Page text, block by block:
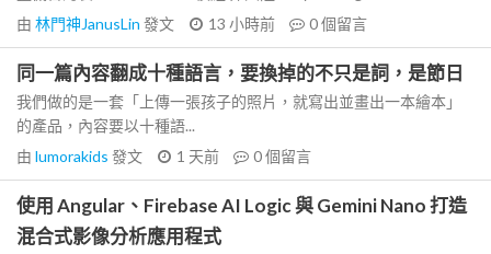
由 林門神JanusLin 發文 13 小時前 0個留言
同一篇內容翻成十種語言，要換掉的不只是詞，是節日
我們做的是一套「上傳一張孩子的照片，就寫出並畫出一本繪本」
的產品，內容要以十種語...
由 lumorakids 發文 1 天前 0個留言
使用 Angular、Firebase AI Logic 與 Gemini Nano 打造
混合式影像分析應用程式